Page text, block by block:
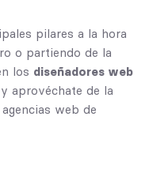
pilares a la hora
o partiendo de la
los diseñadores web
aprovéchate de la
web de